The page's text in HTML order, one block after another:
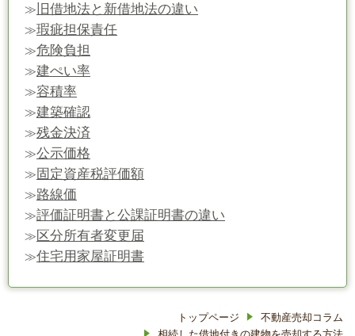
≫ 旧借地法と新借地法の違い
≫瑕疵担保責任
≫危険負担
≫建ぺい率
≫容積率
≫建築確認
≫残金決済
≫公示価格
≫固定資産税評価額
≫路線価
≫評価証明書と公課証明書の違い
≫区分所有者変更届
≫住宅用家屋証明書
トップページ
不動産売却コラム